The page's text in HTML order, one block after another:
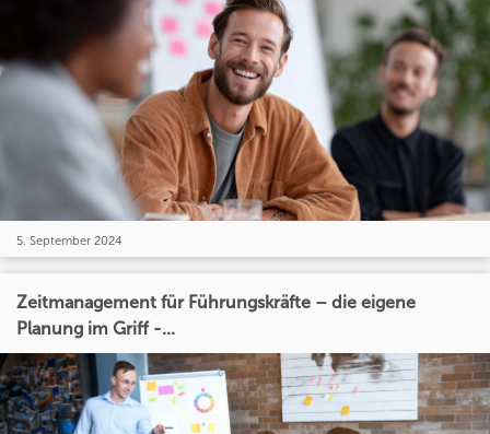
5. September 2024
Zeitmanagement für Führungskräfte – die eigene
Planung im Griff -...